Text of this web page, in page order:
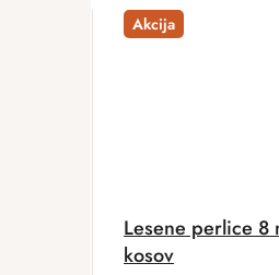
Akcija
Lesene perlice 8
kosov